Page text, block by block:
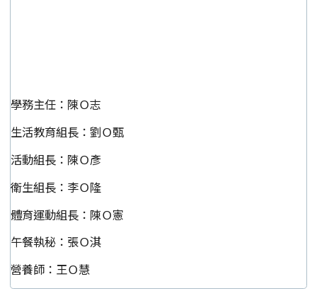
學務主任：陳Ｏ志
生活教育組長：劉Ｏ甄
活動組長：陳Ｏ彥
衛生組長：李Ｏ隆
體育運動組長：陳Ｏ憲
午餐執秘：張Ｏ淇
營養師：王Ｏ慧